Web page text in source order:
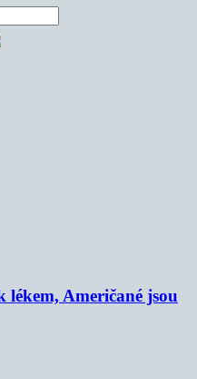
Američané jsou